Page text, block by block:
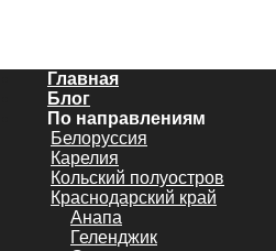
Главная
Блог
По направлениям
Белоруссия
Карелия
Кольский полуостров
Краснодарский край
Анапа
Геленджик